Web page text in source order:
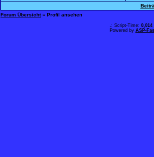
Forum Übersicht» Profil ansehen
.: Script-Time: 0,014
Powered by ASP-